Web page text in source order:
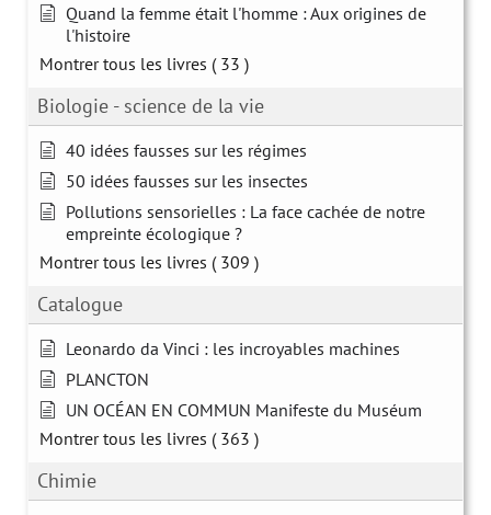
Quand la femme était l'homme : Aux origines de
l'histoire
Montrer tous les livres ( 33 )
Biologie - science de la vie
40 idées fausses sur les régimes
50 idées fausses sur les insectes
Pollutions sensorielles : La face cachée de notre
empreinte écologique ?
Montrer tous les livres ( 309 )
Catalogue
Leonardo da Vinci : les incroyables machines
PLANCTON
UN OCÉAN EN COMMUN Manifeste du Muséum
Montrer tous les livres ( 363 )
Chimie